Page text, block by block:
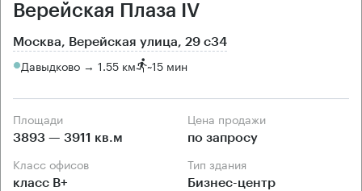
Верейская Плаза IV
Москва, Верейская улица, 29 с34
Давыдково → 1.55 км ~15 мин
Площади
3893 — 3911 кв.м
Цена продажи
по запросу
Класс офисов
класс B+
Тип здания
Бизнес-центр